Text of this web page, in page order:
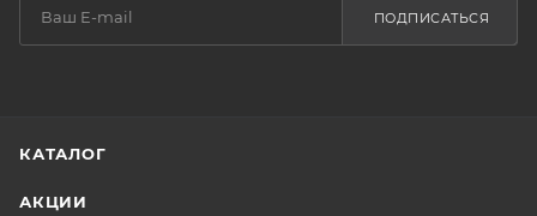
ПОДПИСАТЬСЯ
КАТАЛОГ
АКЦИИ